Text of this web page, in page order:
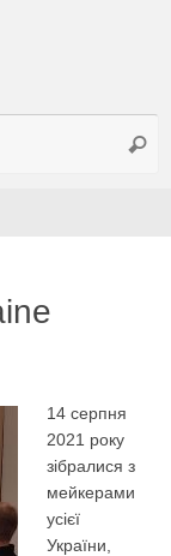
14 серпня
2021 року
зібралися з
мейкерами
усієї
України,